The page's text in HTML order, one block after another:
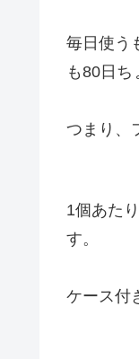
毎日使う
も80日ち
つまり、
1個あた
す。
ケース付